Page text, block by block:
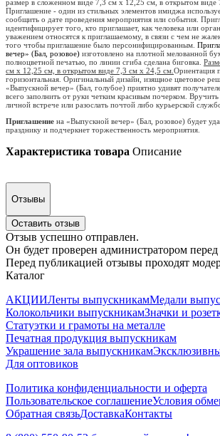
размер в сложенном виде 7,3 см х 12,25 см, в открытом виде
Приглашение - один из стильных элементов имиджа
сообщить о дате проведения мероприятия или события.
идентифицирует того, кто приглашает, как человека или
уважением относятся к приглашаемому, в связи с чем не
того чтобы приглашение было персонифицированным.
вечер» (Бал, розовое) изготовлено на плотной мелованной
полноцветной печатью, по линии сгиба сделана биговка.
см х 12,25 см, в открытом виде 7,3 см х 24,5 см. Ориентация
горизонтальная. Оригинальный дизайн, изящное цветовое
«Выпускной вечер» (Бал, голубое) приятно удивят
всего заполнить от руки четким красивым почерком.
личной встрече или разослать почтой либо курьерской
Приглашение на «Выпускной вечер» (Бал, розовое) будет
празднику и подчеркнет торжественность мероприятия.
Характеристика товара Описание
Отзывы
Оставить отзыв
Отзыв успешно отправлен.
Он будет проверен администратором
Перед публикацией отзывы проходят
Каталог
АКЦИИЛенты выпускникамМедали
Колокольчики выпускникамЗначки и
Статуэтки и грамоты на металле
Печатная продукция выпускникам
Украшение зала выпускникам
Для оптовиков
Политика конфиденциальности и оферта
Пользовательское соглашениеУсловия
Обратная связьДоставкаКонтакты